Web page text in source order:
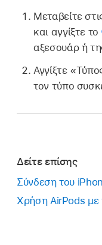
Μεταβείτε
και αγγίξτε το
αξεσουάρ ή
Αγγίξτε
τον τύπο
Δείτε επίσης
Σύνδεση του
Χρήση AirPods με